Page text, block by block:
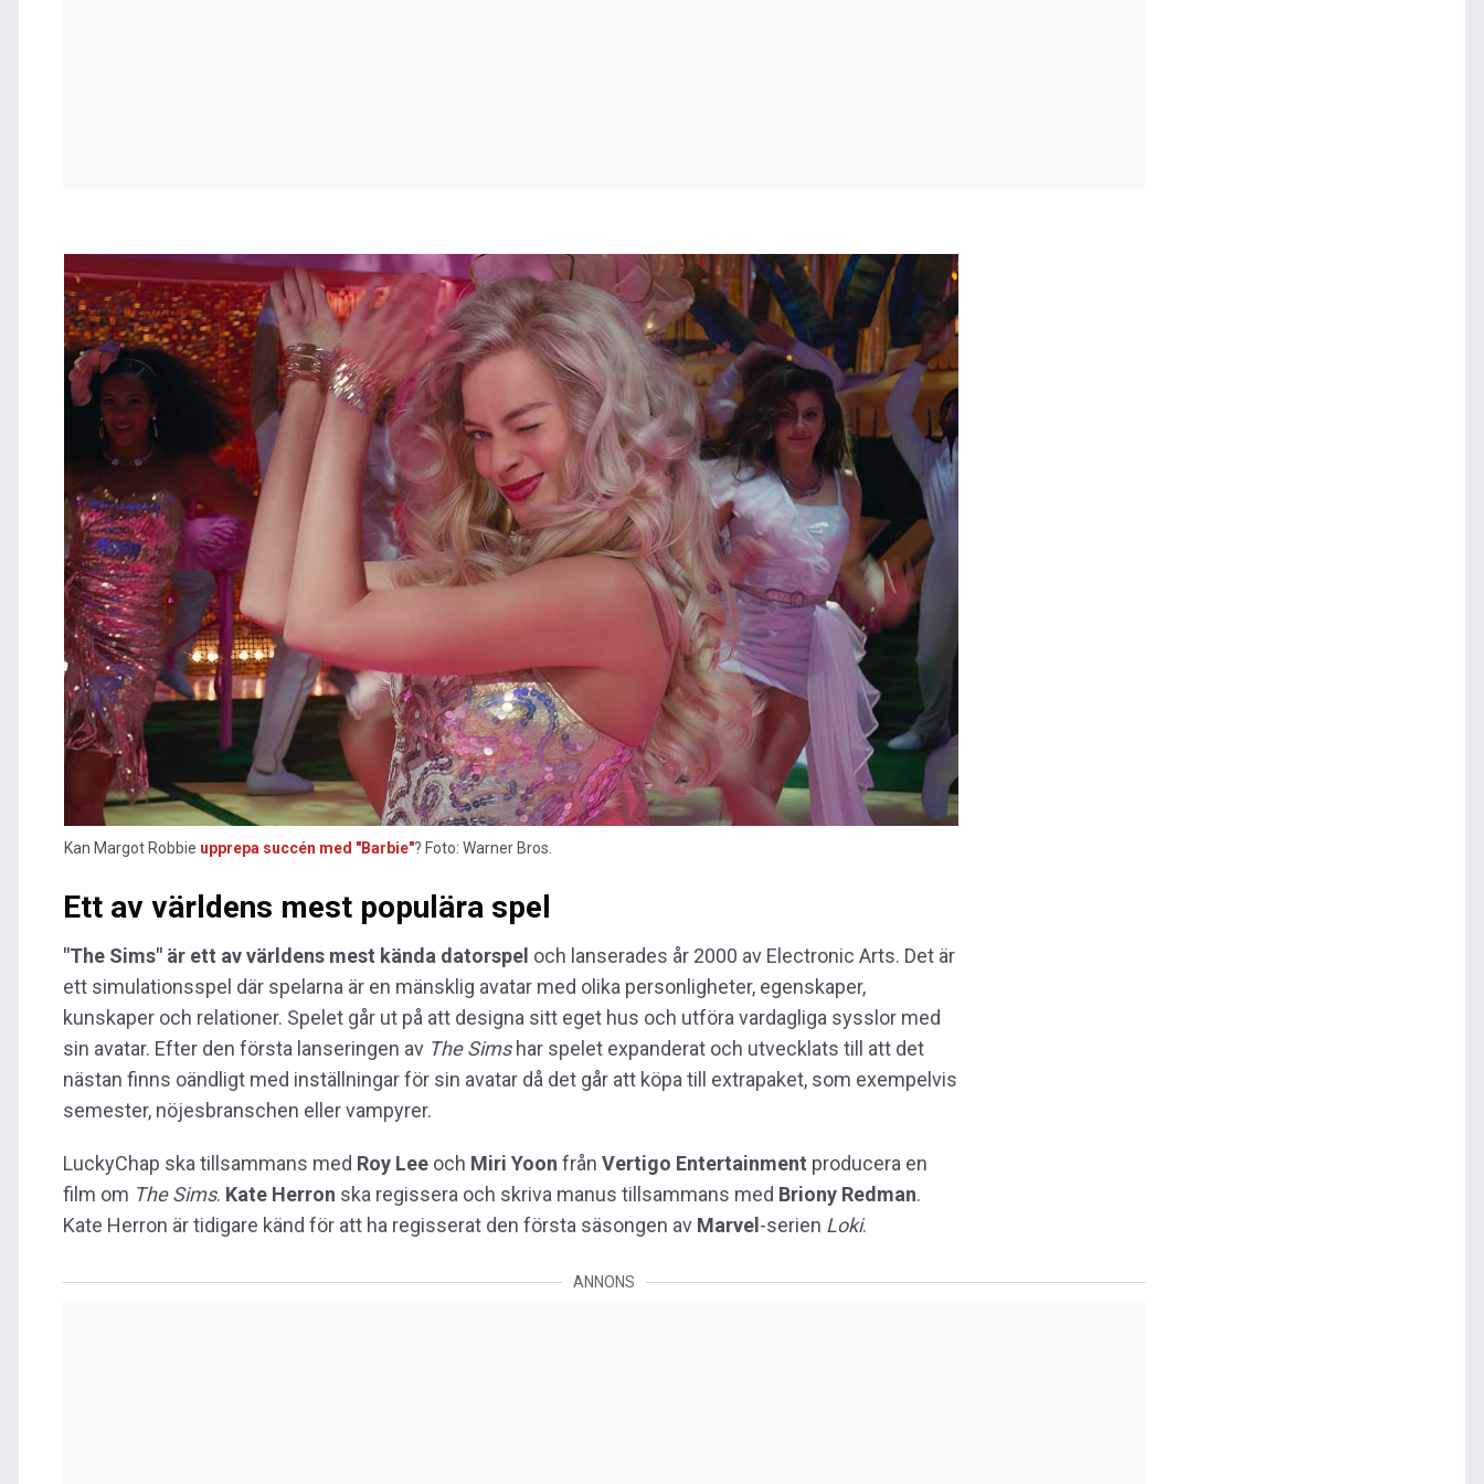
Kan Margot Robbie upprepa succén med "Barbie"? Foto: Warner Bros.
Ett av världens mest populära spel
"The Sims" är ett av världens mest kända datorspel och lanserades år 2000 av Electronic Arts. Det är
ett simulationsspel där spelarna är en mänsklig avatar med olika personligheter, egenskaper,
kunskaper och relationer. Spelet går ut på att designa sitt eget hus och utföra vardagliga sysslor med
sin avatar. Efter den första lanseringen av The Simshar spelet expanderat och utvecklats till att det
nästan finns oändligt med inställningar för sin avatar då det går att köpa till extrapaket, som exempelvis
semester, nöjesbranschen eller vampyrer.
LuckyChap ska tillsammans med Roy Lee och Miri Yoon från Vertigo Entertainment producera en
film om The Sims. Kate Herron ska regissera och skriva manus tillsammans med Briony Redman.
Kate Herron är tidigare känd för att ha regisserat den första säsongen av Marvel -serien Loki.
ANNONS